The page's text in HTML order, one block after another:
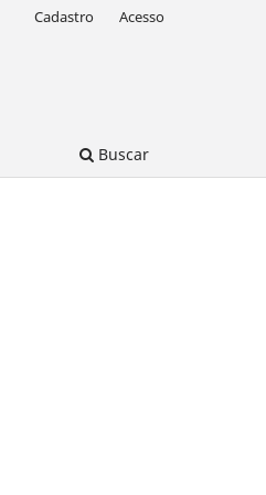
Buscar
Cadastro Acesso